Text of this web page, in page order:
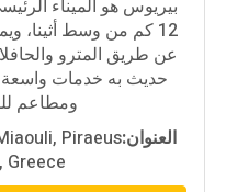
بيريوس هو الميناء
12 كم من وسط أثينا،
عن طريق المترو
حديث به خدمات واسعة
ومطاعم
العنوان:Piraeus
Greece.